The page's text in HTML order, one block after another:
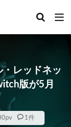
・レッドネッ
版が5月
pv 1件